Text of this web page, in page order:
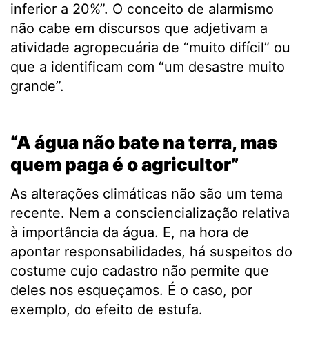
inferior a 20%”. O conceito de alarmismo
não cabe em discursos que adjetivam a
atividade agropecuária de “muito difícil” ou
que a identificam com “um desastre muito
grande”.
“Aágua não bate na terra, mas
quem paga é o agricultor”
As alterações climáticas não são um tema
recente. Nem a consciencialização relativa
à importância da água. E, na hora de
apontar responsabilidades, há suspeitos do
costume cujo cadastro não permite que
deles nos esqueçamos. É o caso, por
exemplo, do efeito de estufa.